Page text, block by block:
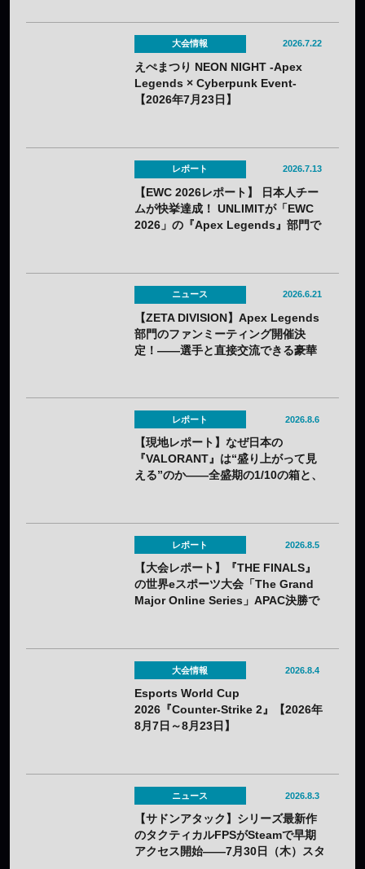
大会情報 2026.7.22
えぺまつり NEON NIGHT -Apex
Legends × Cyberpunk Event-
【2026年7月23日】
レポート 2026.7.13
【EWC 2026レポート】 日本人チー
ムが快挙達成！ UNLIMITが「EWC
2026」の『Apex Legends』部門で
ニュース 2026.6.21
【ZETA DIVISION】Apex Legends
部門のファンミーティング開催決
定！——選手と直接交流できる豪華
レポート 2026.8.6
【現地レポート】なぜ日本の
『VALORANT』は“盛り上がって見
える”のか——全盛期の1/10の箱と、
レポート 2026.8.5
【大会レポート】『THE FINALS』
の世界eスポーツ大会「The Grand
Major Online Series」APAC決勝で
大会情報 2026.8.4
Esports World Cup
2026『Counter-Strike 2』【2026年
8月7日～8月23日】
ニュース 2026.8.3
【サドンアタック】シリーズ最新作
のタクティカルFPSがSteamで早期
アクセス開始——7月30日（木）スタ